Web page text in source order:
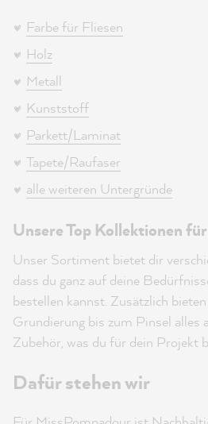
Farbe für Fliesen
Holz
Metall
Kunststoff
Parkett/Laminat
Tapete/Raufaser
alle weiteren Untergründe
Unsere Top Kollektionen
Unser Sortiment bietet dir
dass du ganz auf deine
bestellen kannst. Zusätzlich
Grundierung bis zum Pinsel alles
Zubehör, was du für dein Projekt
Dafür stehen wir